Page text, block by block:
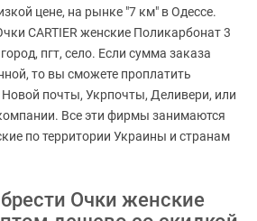
цене, на рынке "7 км" в Одессе.
CARTIER женские Поликарбонат 3
пгт, село. Если сумма заказа
то вы сможете проплатить
почты, Укрпочты, Деливери, или
Все эти фирмы занимаются
по территории Украины и странам
Очки женские